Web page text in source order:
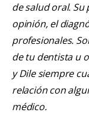
de salud oral.
opinión, el
profesionales.
de tu dentista u
y Dile siempre
relación con
médico.